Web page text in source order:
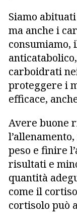
Siamo
ma anche i
consumiamo,
carboidrati
proteggere i
efficace,
Avere buone
peso e finire
risultati e
quantità
come il
cortisolo può